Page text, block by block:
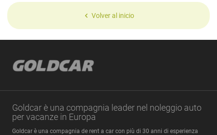
Volver al inicio
Goldcar è una compagnia leader nel noleggio auto
per vacanze in Europa
Goldcar è una compagnia de rent a car con più di 30 anni di esperienza